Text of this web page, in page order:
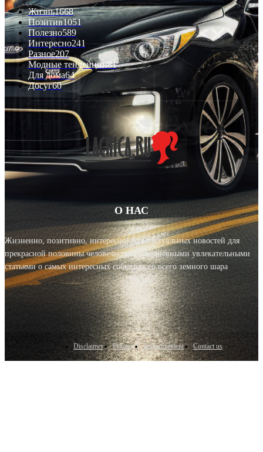
Жизнь1668
Позитив1051
Полезно589
Интересно241
Разное207
Модные тенденции81
Для дома64
Досуг60
О НАС
Жизненно, позитивно, интересно! Блог актуальных новостей для
прекрасной половины человечества с ежедневными увлекательными
статьями о самых интересных событиях со всего земного шара
Disclaimer Privacy Advertisement Contact us